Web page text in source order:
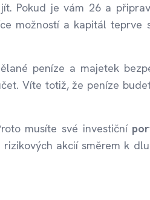
Pokud je vám 26 a
možností a kapitál teprve
peníze a majetek
Víte totiž, že peníze
musíte své investiční
akcií směrem k